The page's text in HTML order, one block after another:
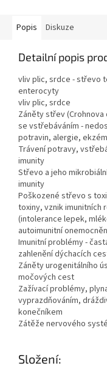
Popis Diskuze
Detailní popis
vliv plic, srdce - střevo
enterocyty
vliv plic, srdce
Záněty střev
se vstřebáváním -
potravin, alergie,
Trávení potravy,
imunity
Střevo a jeho
imunity
Poškozené střevo s
toxiny, vznik imunitních
(intolerance lepek,
autoimunitní
Imunitní problémy -
zahlenění dýchacích
Záněty urogenitálního
močových cest
Zažívací problémy,
vyprazdňováním,
konečníkem
Zátěže nervového
Složení: